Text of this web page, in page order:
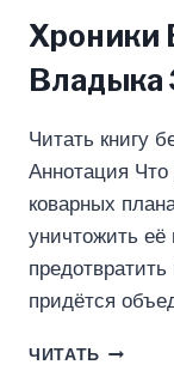
Хроники
Владыка
Читать книгу
Аннотация Что
коварных
уничтожить её
придётся
ЧИТАТЬ